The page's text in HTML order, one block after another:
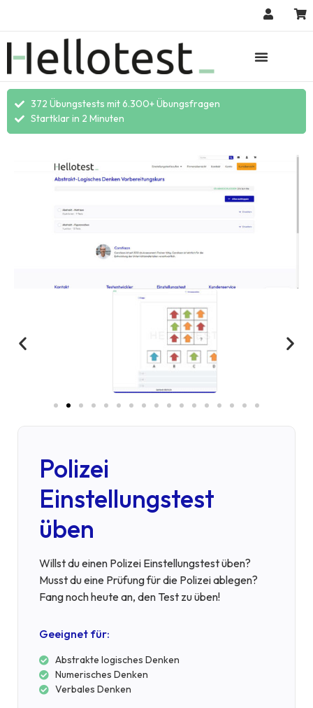
372 Übungstests mit 6.300+ Übungsfragen
Startklar in 2 Minuten
Polizei
Einstellungstest
üben
Willst du einen Polizei Einstellungstest üben?
Musst du eine Prüfung für die Polizei ablegen?
Fang noch heute an, den Test zu üben!
Geeignet für:
Abstrakte logisches Denken
Numerisches Denken
Verbales Denken